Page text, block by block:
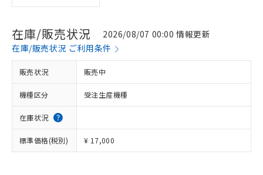
在庫/販売状況
2026/08/07 00:00 情報更新
在庫/販売状況 ご利用条件
販売状況 販売中
機種区分 受注生産機種
在庫状況
標準価格(税別) ¥ 17,000